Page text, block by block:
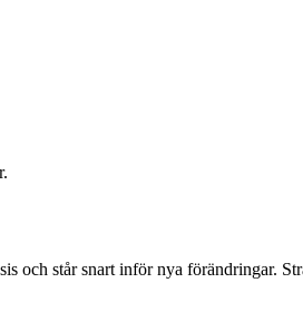
och står snart inför nya förändringar.